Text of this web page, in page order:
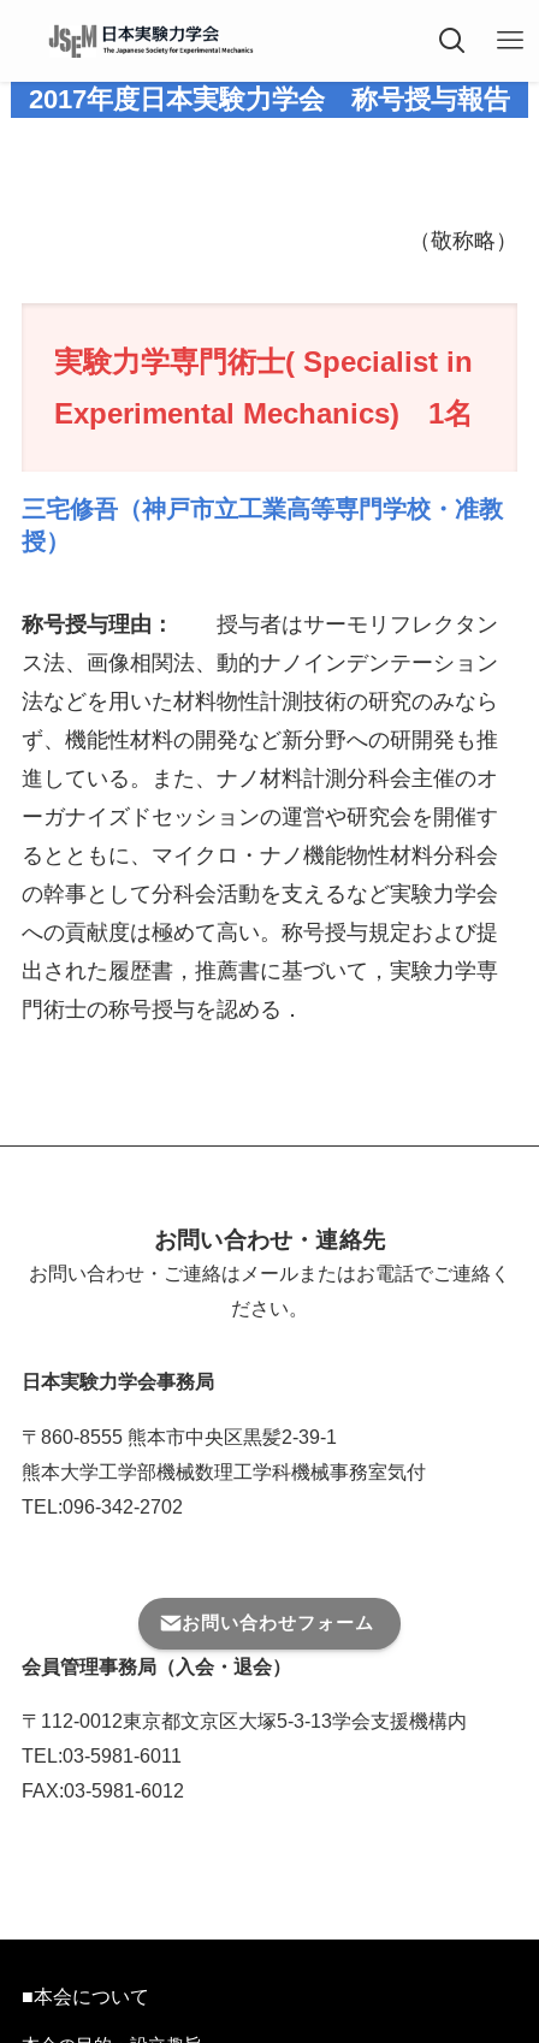
2017年度 日本実験力学会 称号授与報告
（敬称略）
実験力学専門術士( Specialist in
Experimental Mechanics) 1名
三宅修吾（神戸市立工業高等専門学校・准教
授）
称号授与理由：
授与者はサーモリフレクタン
ス法、画像相関法、動的ナノインデンテーション
法などを用いた材料物性計測技術の研究のみなら
ず、機能性材料の開発など新分野への研開発も推
進している。また、ナノ材料計測分科会主催のオ
ーガナイズドセッションの運営や研究会を開催す
るとともに、マイクロ・ナノ機能物性材料分科会
の幹事として分科会活動を支えるなど実験力学会
への貢献度は極めて高い。称号授与規定および提
出された履歴書，推薦書に基づいて，実験力学専
門術士の称号授与を認める．
お問い合わせ・連絡先
お問い合わせ・ご連絡はメールまたはお電話でご連絡く
ださい。
日本実験力学会事務局
〒860-8555 熊本市中央区黒髪2-39-1
熊本大学工学部機械数理工学科機械事務室気付
TEL:096-342-2702
お問い合わせフォーム
会員管理事務局（入会・退会）
〒112-0012東京都文京区大塚5-3-13学会支援機構内
TEL:03-5981-6011
FAX:03-5981-6012
■本会について